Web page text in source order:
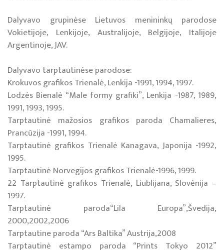
Dalyvavo grupinėse Lietuvos menininkų parodose
Vokietijoje, Lenkijoje, Australijoje, Belgijoje, Italijoje
Argentinoje, JAV.
Dalyvavo tarptautinėse parodose:
Krokuvos grafikos Trienalė, Lenkija -1991, 1994, 1997.
Lodzės Bienalė “Male formy grafiki”, Lenkija -1987, 1989,
1991, 1993, 1995.
Tarptautinė mažosios grafikos paroda Chamalieres,
Prancūzija -1991, 1994.
Tarptautinė grafikos Trienalė Kanagava, Japonija -1992,
1995.
Tarptautinė Norvegijos grafikos Trienalė-1996, 1999.
22 Tarptautinė grafikos Trienalė, Liublijana, Slovėnija –
1997.
Tarptautinė paroda“Lila Europa”,Švedija,
2000,2002,2006
Tarptautine paroda “Ars Baltika” Austrija,2008
Tarptautinė estampo paroda “Prints Tokyo 2012”